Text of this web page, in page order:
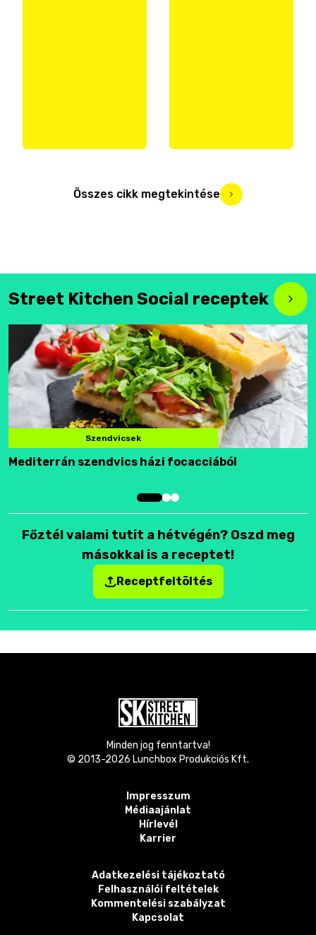
Összes cikk megtekintése
Street Kitchen Social receptek
Szendvicsek
Mediterrán szendvics házi focacciából
Főztél valami tutit a hétvégén? Oszd meg
másokkal is a receptet!
Receptfeltöltés
Minden jog fenntartva!
© 2013-2026 Lunchbox Produkciós Kft.
Impresszum
Médiaajánlat
Hírlevél
Karrier
Adatkezelési tájékoztató
Felhasználói feltételek
Kommentelési szabályzat
Kapcsolat